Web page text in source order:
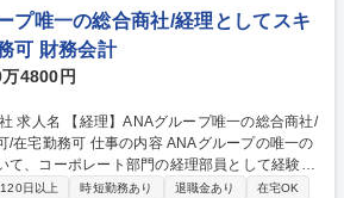
な方にピッタリなお仕事です。【業務内容の変
歓迎/海プ唯一の総合商社/経理としてスキ
可 財務会計
4800円
商社/
ANAグループの唯一の
て、コーポレート部門の経理部員として経験に
いずれかをお任せいたします。 【業務詳
日以上 時短勤務あり 退職金あり
在宅OK